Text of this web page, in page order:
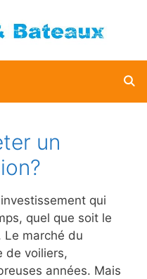
un
qui
quel que soit le
Le marché du
de voiliers,
années. Mais